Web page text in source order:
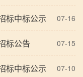
07-16
标中标公示
07-15
标公告
07-10
标中标公示